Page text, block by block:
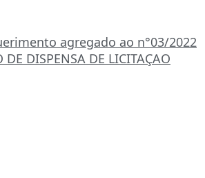
agregado ao n°03/2022
DE DISPENSA DE LICITAÇAO